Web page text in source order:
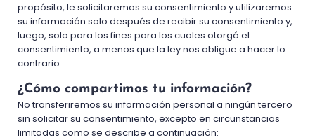
propósito, le solicitaremos su consentimiento y utilizaremos
su información solo después de recibir su consentimiento y,
luego, solo para los fines para los cuales otorgó el
consentimiento, a menos que la ley nos obligue a hacer lo
contrario.
¿Cómo compartimos tu información?
No transferiremos su información personal a ningún tercero
sin solicitar su consentimiento, excepto en circunstancias
limitadas como se describe a continuación: